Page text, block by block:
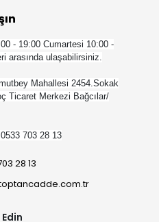
- 19:00 Cumartesi 10:00 -
arasında ulaşabilirsiniz.
Mahallesi 2454.Sokak
Ticaret Merkezi Bağcılar/
703 28 13
28 13